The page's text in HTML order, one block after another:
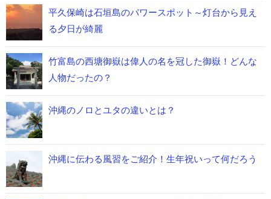
平久保崎は石垣島のパワースポット～灯台から見え
る夕日が綺麗
竹富島の西塘御嶽は偉人の名を冠した御嶽！どんな
人物だったの？
沖縄のノロとユタの違いとは？
沖縄に伝わる風習をご紹介！生年祝いって何だろう